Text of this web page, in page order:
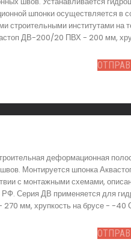
шпонки осуществляется
строительными институтами
ДВ-200/20 ПВХ - 200 мм,
деформационная
Монтируется шпонка
с монтажными схемами,
РФ. Серия ДВ применяется для
мм, хрупкость на брусе - -40